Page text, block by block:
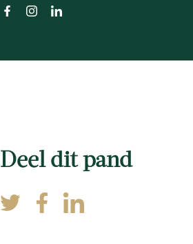
Deel dit pand